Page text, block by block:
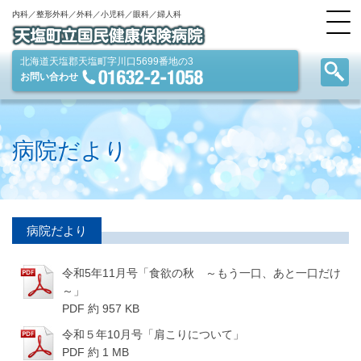
内科／整形外科／外科／小児科／眼科／婦人科
北海道天塩郡天塩町字川口5699番地の3
お問い合わせ
病院だより
病院だより
令和5年11月号「食欲の秋 ～もう一口、あと一口だけ
～」
PDF 約 957 KB
令和５年10月号「肩こりについて」
PDF 約 1 MB